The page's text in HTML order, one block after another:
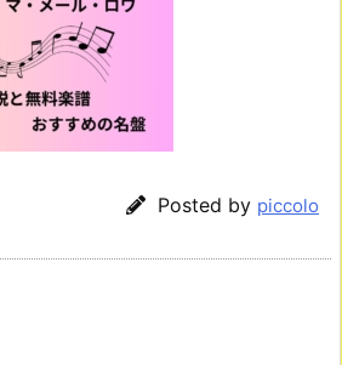
Posted by piccolo